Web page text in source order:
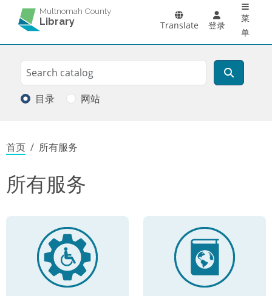
跳转到主要内容Multnomah County
Library Translate 登录
菜
单
Search
搜索
目录 网站
面包屑
首页 所有服务
所有服务